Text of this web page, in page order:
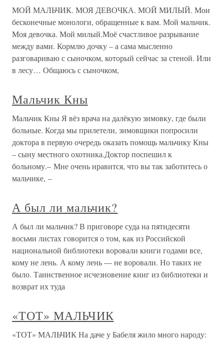
МОЙ МАЛЬЧИК. МОЯ ДЕВОЧКА. МОЙ МИЛЫЙ. Мои
бесконечные монологи, обращенные к вам. Мой мальчик.
Моя девочка. Мой милый.Моё счастливое разрывание
между вами. Кормлю дочку – а сама мысленно
разговариваю с сыночком, который сейчас за стеной. Или
в лесу… Общаюсь с сыночком,
Мальчик Кны
Мальчик Кны Я вёз врача на далёкую зимовку, где были
больные. Когда мы прилетели, зимовщики попросили
доктора в первую очередь оказать помощь мальчику Кны
– сыну местного охотника.Доктор поспешил к
больному.– Мне очень нравится, что вы так заботитесь о
мальчике, –
А был ли мальчик?
А был ли мальчик? В приговоре суда на пятидесяти
восьми листах говорится о том, как из Российской
национальной библиотеки воровали книги годами все,
кому не лень. А кому лень — не воровали. Но таких не
было. Таинственное исчезновение книг из библиотеки и
возврат их туда
«ТОТ» МАЛЬЧИК
«ТОТ» МАЛЬЧИК На даче у Бабеля жило много народу: